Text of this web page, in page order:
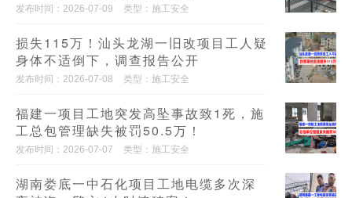
发布时间：2026-07-09 类型：施工安全
损失115万！汕头龙湖一旧改项目工人疑
身体不适倒下，调查报告公开
发布时间：2026-07-08 类型：施工安全
福建一项目工地突发高坠事故致1死，施
工总包管理缺失被罚50.5万！
发布时间：2026-07-07 类型：施工安全
湖南娄底一中石化项目工地电缆多次深